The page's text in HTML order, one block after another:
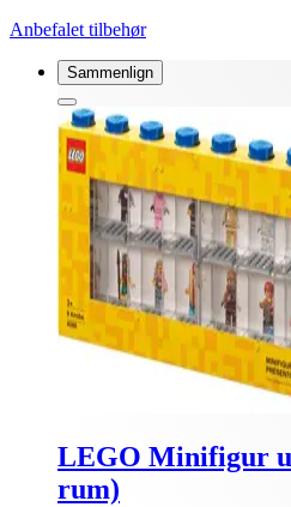
Anbefalet tilbehør
Sammenlign
LEGO Minifigur
rum)